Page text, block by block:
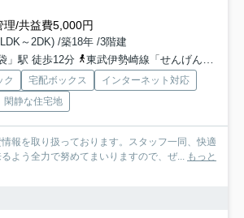
理/共益費5,000円
～2DK) /築18年 /3階建
」駅 徒歩12分
東武伊勢崎線「せんげん台」駅 徒歩23分
ク 宅配ボックス
インターネット対応
閑静な住宅地
報を取り扱っております。スタッフ一同、快適
よう全力で努めてまいりますので、ぜ... もっと